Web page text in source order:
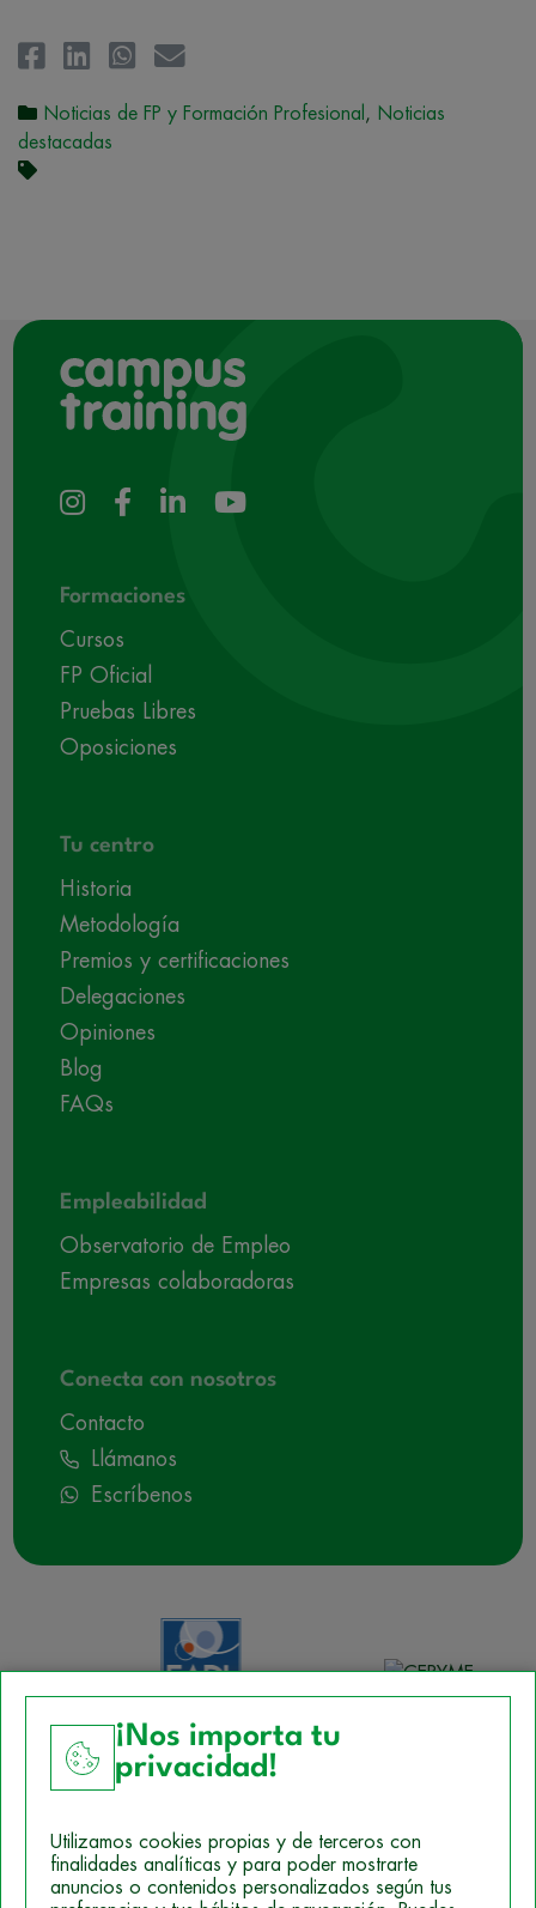
Noticias de FP y Formación Profesional , Noticias
destacadas
Formaciones
Cursos
FP Oficial
Pruebas Libres
Oposiciones
Tu centro
Historia
Metodología
Premios y certificaciones
Delegaciones
Opiniones
Blog
FAQs
Empleabilidad
Observatorio de Empleo
Empresas colaboradoras
Conecta con nosotros
Contacto
Llámanos
Escríbenos
Política de Cookies
Mapa del sitio
¡Nos importa tu
privacidad!
Utilizamos cookies propias y de terceros con
finalidades analíticas y para poder mostrarte
anuncios o contenidos personalizados según tus